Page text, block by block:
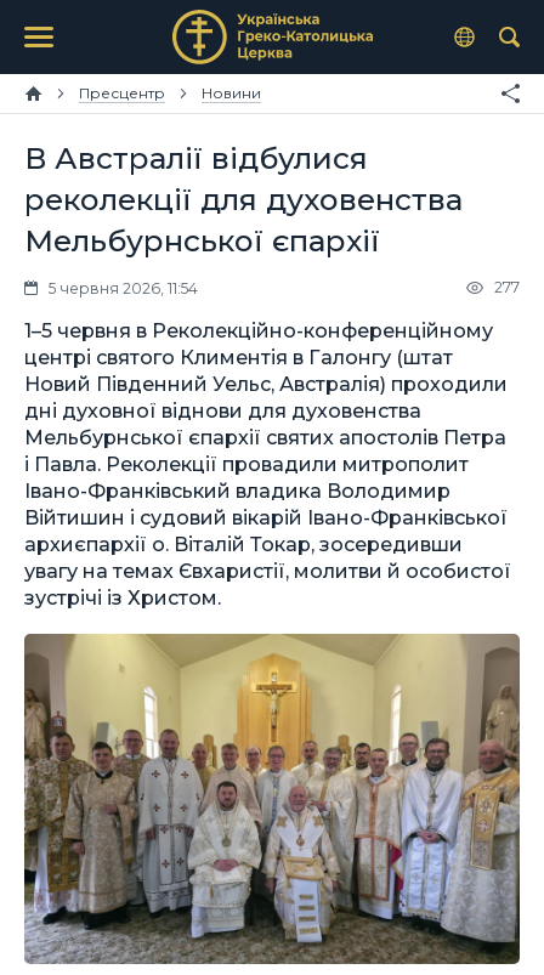
Пресцентр Новини
В Австралії відбулися
реколекції для духовенства
Мельбурнської єпархії
5 червня 2026, 11:54 277
1–5 червня в Реколекційно-конференційному
центрі святого Климентія в Галонгу (штат
Новий Південний Уельс, Австралія) проходили
дні духовної віднови для духовенства
Мельбурнської єпархії святих апостолів Петра
і Павла. Реколекції провадили митрополит
Івано-Франківський владика Володимир
Війтишин і судовий вікарій Івано-Франківської
архиєпархії о. Віталій Токар, зосередивши
увагу на темах Євхаристії, молитви й особистої
зустрічі із Христом.